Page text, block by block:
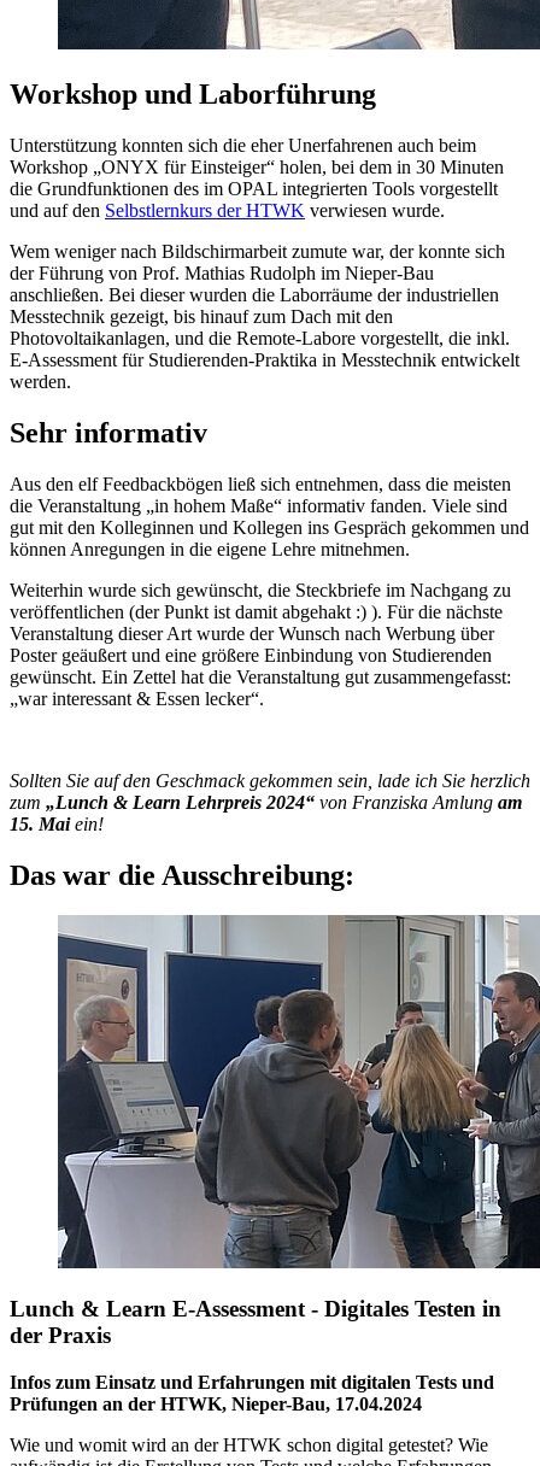
Workshop und Laborführung
Unterstützung konnten sich die eher Unerfahrenen auch beim
Workshop „ONYX für Einsteiger“ holen, bei dem in 30 Minuten
die Grundfunktionen des im OPAL integrierten Tools vorgestellt
und auf den Selbstlernkurs der HTWK verwiesen wurde.
Wem weniger nach Bildschirmarbeit zumute war, der konnte sich
der Führung von Prof. Mathias Rudolph im Nieper-Bau
anschließen. Bei dieser wurden die Laborräume der industriellen
Messtechnik gezeigt, bis hinauf zum Dach mit den
Photovoltaikanlagen, und die Remote-Labore vorgestellt, die inkl.
E-Assessment für Studierenden-Praktika in Messtechnik entwickelt
werden.
Sehr informativ
Aus den elf Feedbackbögen ließ sich entnehmen, dass die meisten
die Veranstaltung „in hohem Maße“ informativ fanden. Viele sind
gut mit den Kolleginnen und Kollegen ins Gespräch gekommen und
können Anregungen in die eigene Lehre mitnehmen.
Weiterhin wurde sich gewünscht, die Steckbriefe im Nachgang zu
veröffentlichen (der Punkt ist damit abgehakt :) ). Für die nächste
Veranstaltung dieser Art wurde der Wunsch nach Werbung über
Poster geäußert und eine größere Einbindung von Studierenden
gewünscht. Ein Zettel hat die Veranstaltung gut zusammengefasst:
„war interessant & Essen lecker“.
Sollten Sie auf den Geschmack gekommen sein, lade ich Sie herzlich
zum „Lunch & Learn Lehrpreis 2024“ von Franziska Amlung am
15. Maiein!
Das war die Ausschreibung:
Lunch & Learn E-Assessment - Digitales Testen in
der Praxis
Infos zum Einsatz und Erfahrungen mit digitalen Tests und
Prüfungen an der HTWK, Nieper-Bau, 17.04.2024
Wie und womit wird an der HTWK schon digital getestet? Wie